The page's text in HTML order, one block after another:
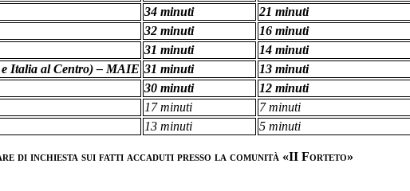
34 minuti
21 minuti
32 minuti
16 minuti
31 minuti
14 minuti
Italia al Centro) – MAIE 31 minuti
13 minuti
30 minuti
12 minuti
17 minuti
7 minuti
13 minuti 5 minuti
di inchiesta sui fatti accaduti presso la comunità «II Forteto»